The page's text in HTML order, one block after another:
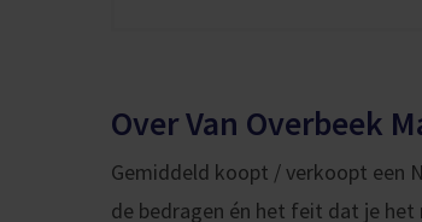
Over Van Overbeek
Gemiddeld koopt / verkoopt een
de bedragen én het feit dat je